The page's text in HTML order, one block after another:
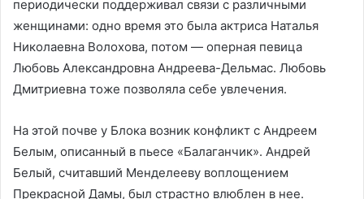
периодически поддерживал связи с различными
женщинами: одно время это была актриса Наталья
Николаевна Волохова, потом — оперная певица
Любовь Александровна Андреева-Дельмас. Любовь
Дмитриевна тоже позволяла себе увлечения.
На этой почве у Блока возник конфликт с Андреем
Белым, описанный в пьесе «Балаганчик». Андрей
Белый, считавший Менделееву воплощением
Прекрасной Дамы, был страстно влюблен в нее.